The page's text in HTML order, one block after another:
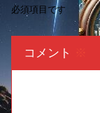
必須項目です
コメント